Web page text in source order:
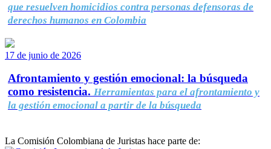
que resuelven homicidios contra personas defensoras de
derechos humanos en Colombia
17 de junio de 2026
Afrontamiento y gestión emocional: la búsqueda
como resistencia. Herramientas para el afrontamiento y
la gestión emocional a partir de la búsqueda
La Comisión Colombiana de Juristas hace parte de: